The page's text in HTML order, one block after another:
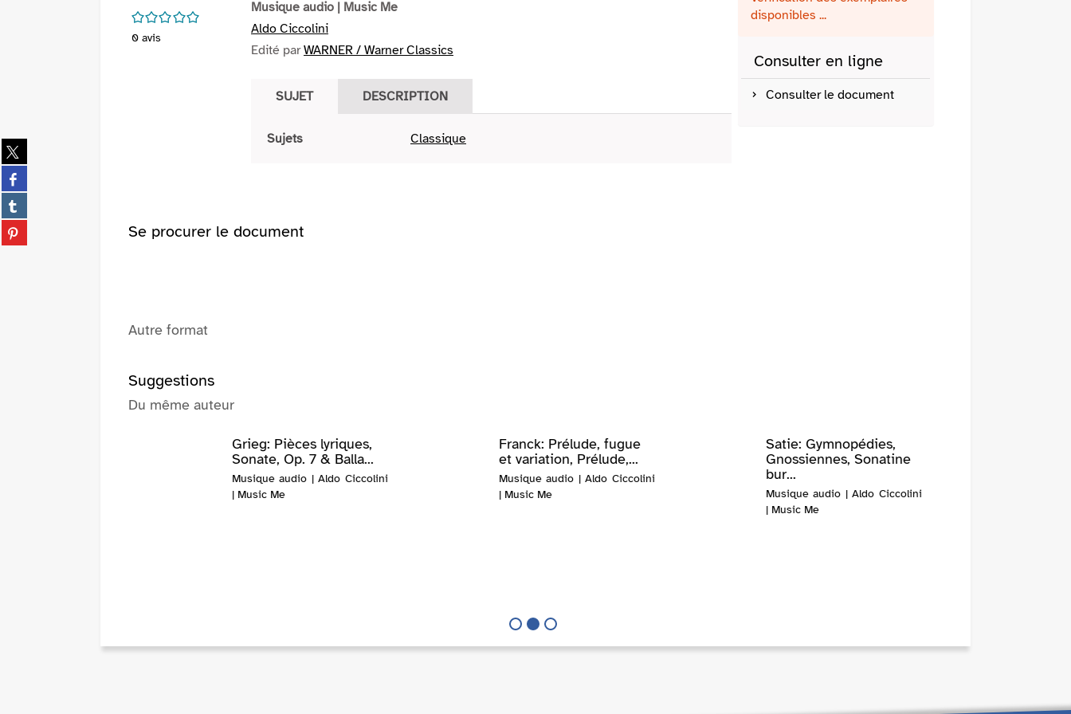
Partager
sur
twitter
(Nouvelle
fenêtre)
Partager
sur
facebook
(Nouvelle
fenêtre)
Partager
sur
tumblr
Partager
sur
/5
0 avis
Musique audio | Music Me
Aldo Ciccolini
Edité parWARNER / Warner Classics
SUJET DESCRIPTION
Sujets Classique
disponibles ...
Consulter en ligne
Consulter le document
Se procurer le document
Autre format
Suggestions
Du même auteur
Franck: Prélude, fugue
et variation, Prélude,...
Musique audio | Aldo Ciccolini
| Music Me
Satie: Gymnopédies,
Gnossiennes, Sonatine
bur...
Musique audio | Aldo Ciccolini
| Music Me
Grieg: Pièces lyriques,
Sonate, Op. 7 & Balla...
Musique audio | Aldo Ciccolini
| Music Me